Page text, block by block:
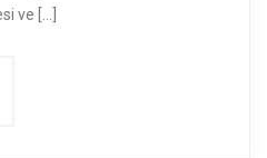
ve […]